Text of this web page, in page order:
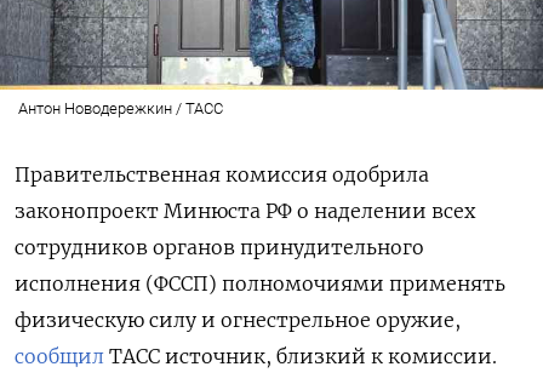
Антон Новодережкин / ТАСС
Правительственная комиссия одобрила
законопроект Минюста РФ о наделении всех
сотрудников органов принудительного
исполнения (ФССП) полномочиями применять
физическую силу и огнестрельное оружие,
сообщил ТАСС источник, близкий к комиссии.